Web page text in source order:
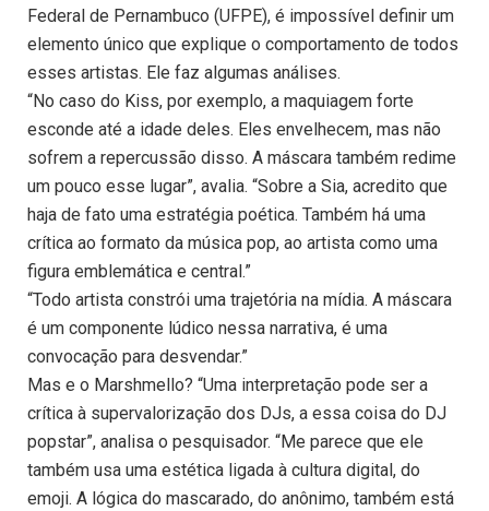
Federal de Pernambuco (UFPE), é impossível definir um
elemento único que explique o comportamento de todos
esses artistas. Ele faz algumas análises.
“No caso do Kiss, por exemplo, a maquiagem forte
esconde até a idade deles. Eles envelhecem, mas não
sofrem a repercussão disso. A máscara também redime
um pouco esse lugar”, avalia. “Sobre a Sia, acredito que
haja de fato uma estratégia poética. Também há uma
crítica ao formato da música pop, ao artista como uma
figura emblemática e central.”
“Todo artista constrói uma trajetória na mídia. A máscara
é um componente lúdico nessa narrativa, é uma
convocação para desvendar.”
Mas e o Marshmello? “Uma interpretação pode ser a
crítica à supervalorização dos DJs, a essa coisa do DJ
popstar”, analisa o pesquisador. “Me parece que ele
também usa uma estética ligada à cultura digital, do
emoji. A lógica do mascarado, do anônimo, também está